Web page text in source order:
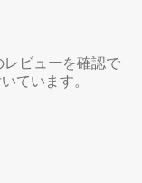
ビューを確認で
ています。